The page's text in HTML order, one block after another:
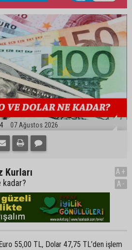
07 Ağustos 2026
Kurları
kadar?
A+
A-
55,00 TL, Dolar 47,75 TL’den işlem